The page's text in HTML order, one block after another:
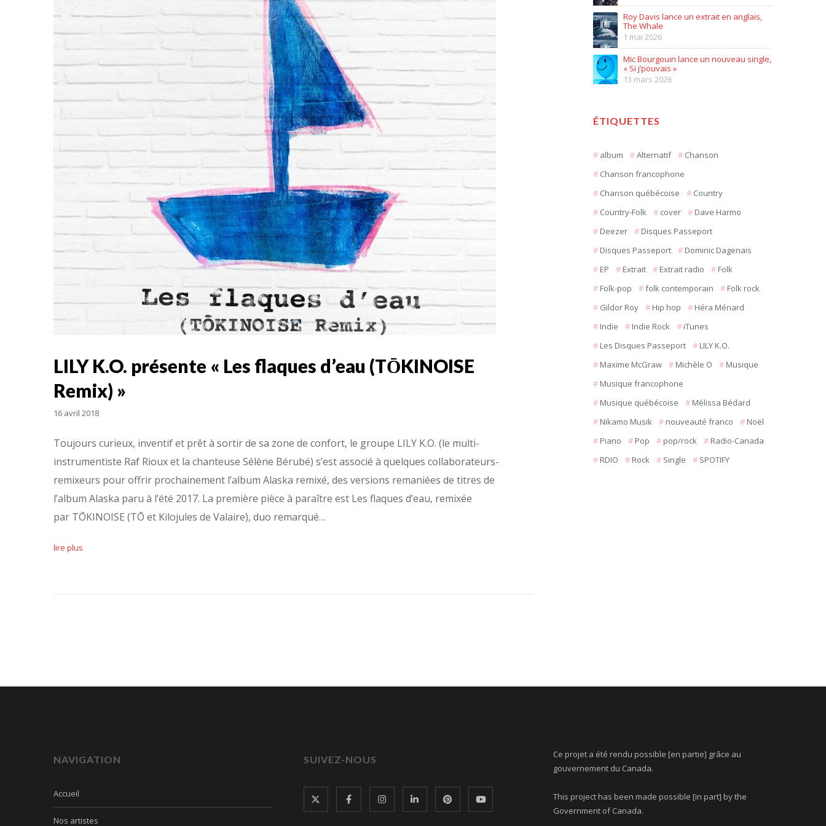
LILY K.O. présente « Les flaques d’eau (TŌKINOISE
Remix) »
16 avril 2018
Toujours curieux, inventif et prêt à sortir de sa zone de confort, le groupe LILY K.O. (le multi-
instrumentiste Raf Rioux et la chanteuse Sélène Bérubé) s’est associé à quelques collaborateurs-
remixeurs pour offrir prochainement l’album Alaska remixé, des versions remaniées de titres de
l’album Alaska paru à l’été 2017. La première pièce à paraître est Les flaques d’eau, remixée
par TŌKINOISE (TŌ et Kilojules de Valaire), duo remarqué…
lire plus
Roy Davis lance un extrait en anglais,
The Whale
1 mai 2026
Mic Bourgouin lance un nouveau single,
« Si j’pouvais »
13 mars 2026
ÉTIQUETTES
album Alternatif
Chanson
Chanson francophone
Chanson québécoise
Country
Country-Folk
cover
Dave Harmo
Deezer
Disques Passeport
Disques Passeport
Dominic Dagenais
EP
Extrait Extrait radio
Folk
Folk-pop
folk contemporain
Folk rock
Gildor Roy
Hip hop
Héra Ménard
Indie
Indie Rock
iTunes
Les Disques Passeport
LILY K.O.
Maxime McGraw
Michèle O
Musique
Musique francophone
Musique québécoise
Mélissa Bédard
Nikamo Musik
nouveauté franco
Noël
Piano
Pop pop/rock
Radio-Canada
RDIO
Rock Single SPOTIFY
NAVIGATION
Accueil
Nos artistes
SUIVEZ-NOUS
Ce projet a été rendu possible [en partie] grâce au
gouvernement du Canada.
This project has been made possible [in part] by the
Government of Canada.